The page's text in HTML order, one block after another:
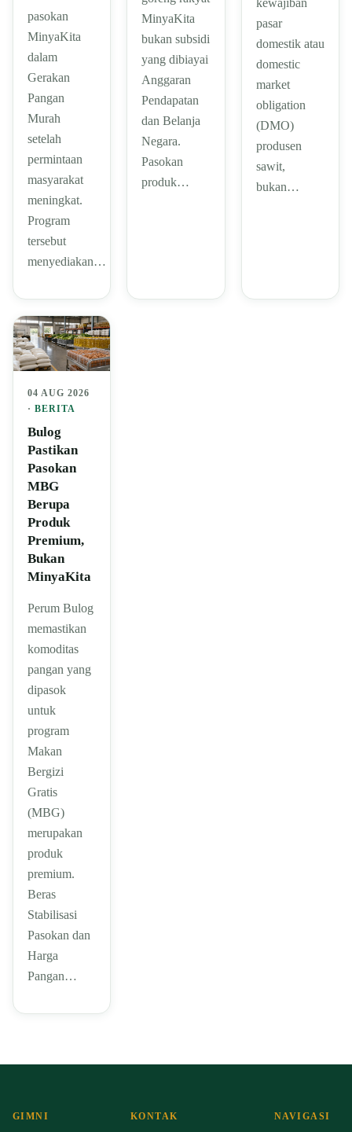
pasokan
MinyaKita
dalam
Gerakan
Pangan
Murah
setelah
permintaan
masyarakat
meningkat.
Program
tersebut
menyediakan…
MinyaKita
bukan subsidi
yang dibiayai
Anggaran
Pendapatan
dan Belanja
Negara.
Pasokan
produk…
kewajiban
pasar
domestik atau
domestic
market
obligation
(DMO)
produsen
sawit,
bukan…
04 AUG 2026
· BERITA
Bulog
Pastikan
Pasokan
MBG
Berupa
Produk
Premium,
Bukan
MinyaKita
Perum Bulog
memastikan
komoditas
pangan yang
dipasok
untuk
program
Makan
Bergizi
Gratis
(MBG)
merupakan
produk
premium.
Beras
Stabilisasi
Pasokan dan
Harga
Pangan…
GIMNI KONTAK NAVIGASI